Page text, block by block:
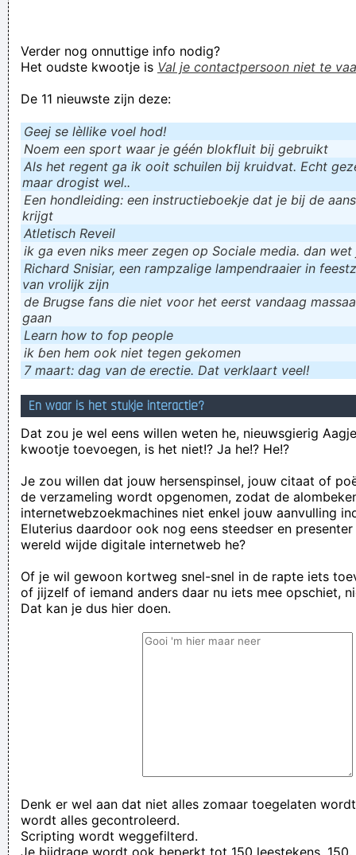
Verder nog onnuttige info nodig?
Het oudste kwootje is Val je contactpersoon niet te
De 11 nieuwste zijn deze:
Geej se lèllike voel hod!
Noem een sport waar je géén blokfluit bij gebruikt
Als het regent ga ik ooit schuilen bij kruidvat. Echt
maar drogist wel..
Een hondleiding: een instructieboekje dat je bij de
krijgt
Atletisch Reveil
ik ga even niks meer zegen op Sociale media. dan
Richard Snisiar, een rampzalige lampendraaier in
van vrolijk zijn
de Brugse fans die niet voor het eerst vandaag
gaan
Learn how to fop people
ik ɓen hem ook niet tegen gekomen
7 maart: dag van de erectie. Dat verklaart veel!
En waar is het stukje interactie?
Dat zou je wel eens willen weten he, nieuwsgierig
kwootje toevoegen, is het niet!? Ja he!? He!?
Je zou willen dat jouw hersenspinsel, jouw citaat of
de verzameling wordt opgenomen, zodat de
internetwebzoekmachines niet enkel jouw aanvulling
Eluterius daardoor ook nog eens steedser en
wereld wijde digitale internetweb he?
Of je wil gewoon kortweg snel-snel in de rapte iets
of jijzelf of iemand anders daar nu iets mee opschiet,
Dat kan je dus hier doen.
Denk er wel aan dat niet alles zomaar toegelaten
wordt alles gecontroleerd.
Scripting wordt weggefilterd.
Je bijdrage wordt ook beperkt tot 150 leestekens. 150.